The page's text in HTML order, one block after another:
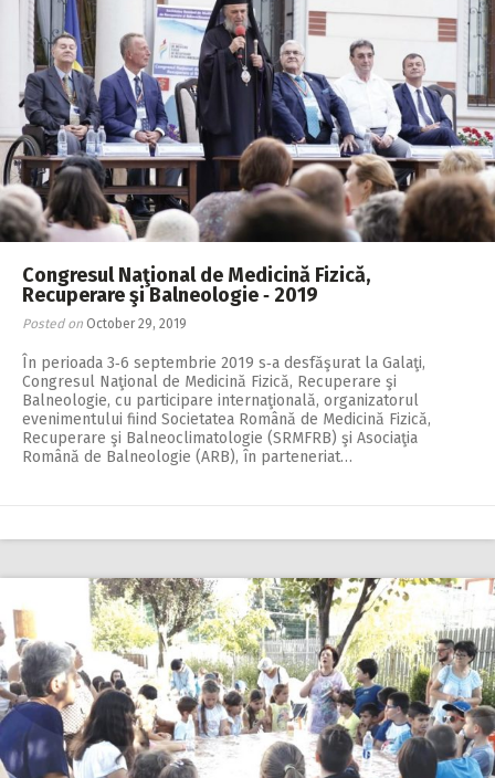
Congresul Naţional de Medicină Fizică,
Recuperare şi Balneologie ‑ 2019
Posted on October 29, 2019
În perioada 3‑6 septembrie 2019 s‑a desfăşurat la Galaţi,
Congresul Naţional de Medicină Fizică, Recuperare şi
Balneologie, cu participare internaţională, organizatorul
evenimentului fiind Societatea Română de Medicină Fizică,
Recuperare şi Balneoclimatologie (SRMFRB) şi Asociaţia
Română de Balneologie (ARB), în parteneriat…